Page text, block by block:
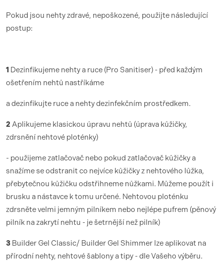
Pokud jsou nehty zdravé, nepoškozené, použijte následující
postup:
1 Dezinfikujeme nehty a ruce (Pro Sanitiser) - před každým
ošetřením nehtů nastříkáme
a dezinfikujte ruce a nehty dezinfekčním prostředkem.
2 Aplikujeme klasickou úpravu nehtů (úprava kůžičky,
zdrsnění nehtové ploténky)
- použijeme zatlačovač nebo pokud zatlačovač kůžičky a
snažíme se odstranit co nejvíce kůžičky z nehtového lůžka,
přebytečnou kůžičku odstřihneme nůžkami. Můžeme použít i
brusku a nástavce k tomu určené. Nehtovou ploténku
zdrsněte velmi jemným pilníkem nebo nejlépe pufrem (pěnový
pilník na zakrytí nehtu - je šetrnější než pilník)
3 Builder Gel Classic/ Builder Gel Shimmer lze aplikovat na
přírodní nehty, nehtové šablony a tipy - dle Vašeho výběru.